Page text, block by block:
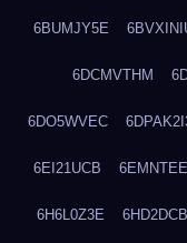
6BUMJY5E
6DCMVTHM
6DO5WVEC
6EI21UCB
6H6L0Z3E